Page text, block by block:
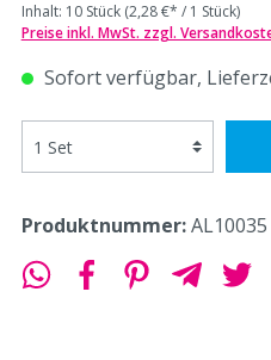
Inhalt: 10 Stück (2,28 €* / 1 Stück)
Preise inkl. MwSt. zzgl.
Sofort verfügbar,
Produktnummer:AL10035